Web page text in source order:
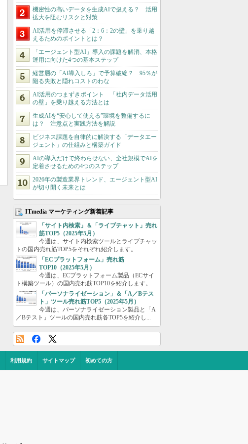
機密性の高いデータを生成AIで扱える？ 活用
拡大を阻むリスクと対策
AI活用を停滞させる「2：6：2の壁」を乗り越
えるためのポイントとは？
「エージェント型AI」導入の課題を解消、本格
運用に向けた4つの基本ステップ
経営層の「AI導入しろ」で予算破綻？ 95％が
陥る失敗と隠れコストのわな
AI活用のつまずきポイント 「社内データ活用
の壁」を乗り越える方法とは
生成AIを“安心して使える”環境を整備するに
は？ 注意点と実践方法を解説
ビジネス課題を自律的に解決する「データエー
ジェント」の仕組みと構築ガイド
AIの導入だけで終わらせない、全社規模でAIを
定着させるための4つのステップ
2026年の製造業界トレンド、エージェント型AI
が切り開く未来とは
ITmedia マーケティング新着記事
「サイト内検索」＆「ライブチャット」売れ
筋TOP5（2025年5月）
今週は、サイト内検索ツールとライブチャッ
トの国内売れ筋TOP5をそれぞれ紹介します。
「ECプラットフォーム」売れ筋
TOP10（2025年5月）
今週は、ECプラットフォーム製品（ECサイ
ト構築ツール）の国内売れ筋TOP10を紹介します。
「パーソナライゼーション」＆「A／Bテス
ト」ツール売れ筋TOP5（2025年5月）
今週は、パーソナライゼーション製品と「A
／Bテスト」ツールの国内売れ筋各TOP5を紹介し...
利用規約 サイトマップ 初めての方